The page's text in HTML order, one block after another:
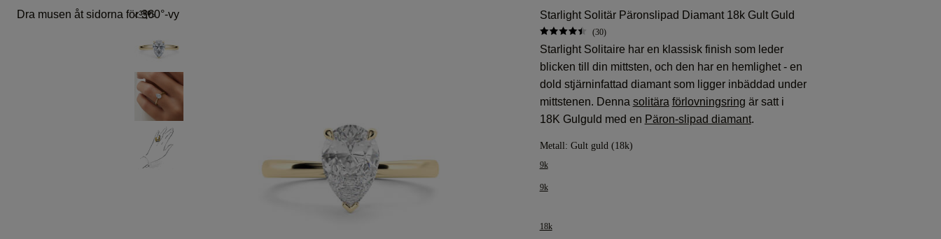
Dra musen åt sidorna för 360°-vy Starlight Solitär Päronslipad Diamant 18k Gult Guld
(30)
Starlight Solitaire har en klassisk finish som leder
blicken till din mittsten, och den har en hemlighet - en
dold stjärninfattad diamant som ligger inbäddad under
mittstenen. Denna solitära förlovningsring är satt i
18K Gulguld med en Päron-slipad diamant.
Metall: Gult guld (18k)
9k
9k
18k